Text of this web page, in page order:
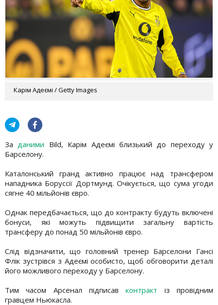
Карім Адеємі / Getty Images
За даними Bild, Карім Адеємі близький до переходу у
Барселону.
Каталонський гранд активно працює над трансфером
нападника Боруссії Дортмунд. Очікується, що сума угоди
сягне 40 мільйонів євро.
Однак передбачається, що до контракту будуть включені
бонуси, які можуть підвищити загальну вартість
трансферу до понад 50 мільйонів євро.
Слід відзначити, що головний тренер Барселони Гансі
Флік зустрівся з Адеємі особисто, щоб обговорити деталі
його можливого переходу у Барселону.
Тим часом Арсенал підписавконтракт із провідним
гравцем Ньюкасла.